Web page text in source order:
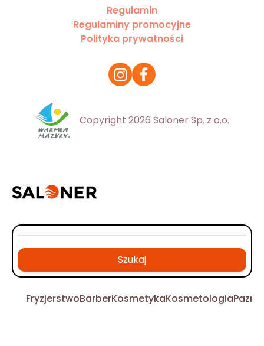
Regulamin
Regulaminy promocyjne
Polityka prywatności
Copyright 2026 Saloner Sp. z o.o.
Szukaj
FryzjerstwoBarberKosmetykaKosmetologia